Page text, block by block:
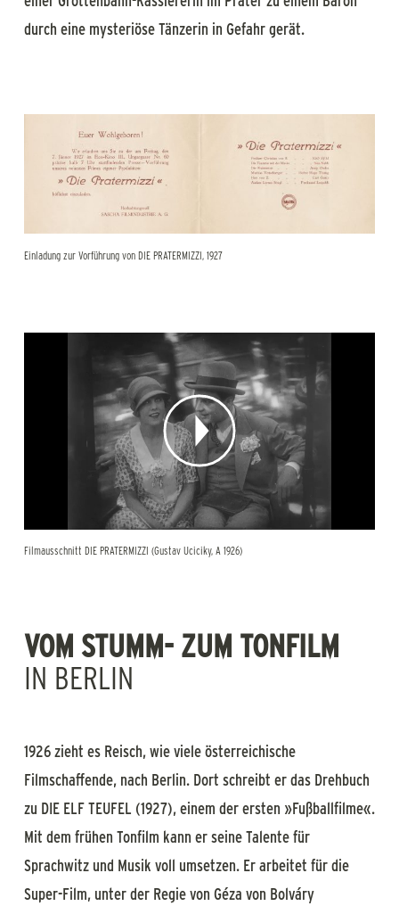
durch eine mysteriöse Tänzerin in Gefahr gerät.
Einladung zur Vorführung von DIE PRATERMIZZI, 1927
Filmausschnitt DIE PRATERMIZZI (Gustav Uciciky, A 1926)
VOM STUMM- ZUM TONFILM
IN BERLIN
1926 zieht es Reisch, wie viele österreichische
Filmschaffende, nach Berlin. Dort schreibt er das Drehbuch
zu DIE ELF TEUFEL (1927), einem der ersten »Fußballfilme«.
Mit dem frühen Tonfilm kann er seine Talente für
Sprachwitz und Musik voll umsetzen. Er arbeitet für die
Super-Film, unter der Regie von Géza von Bolváry